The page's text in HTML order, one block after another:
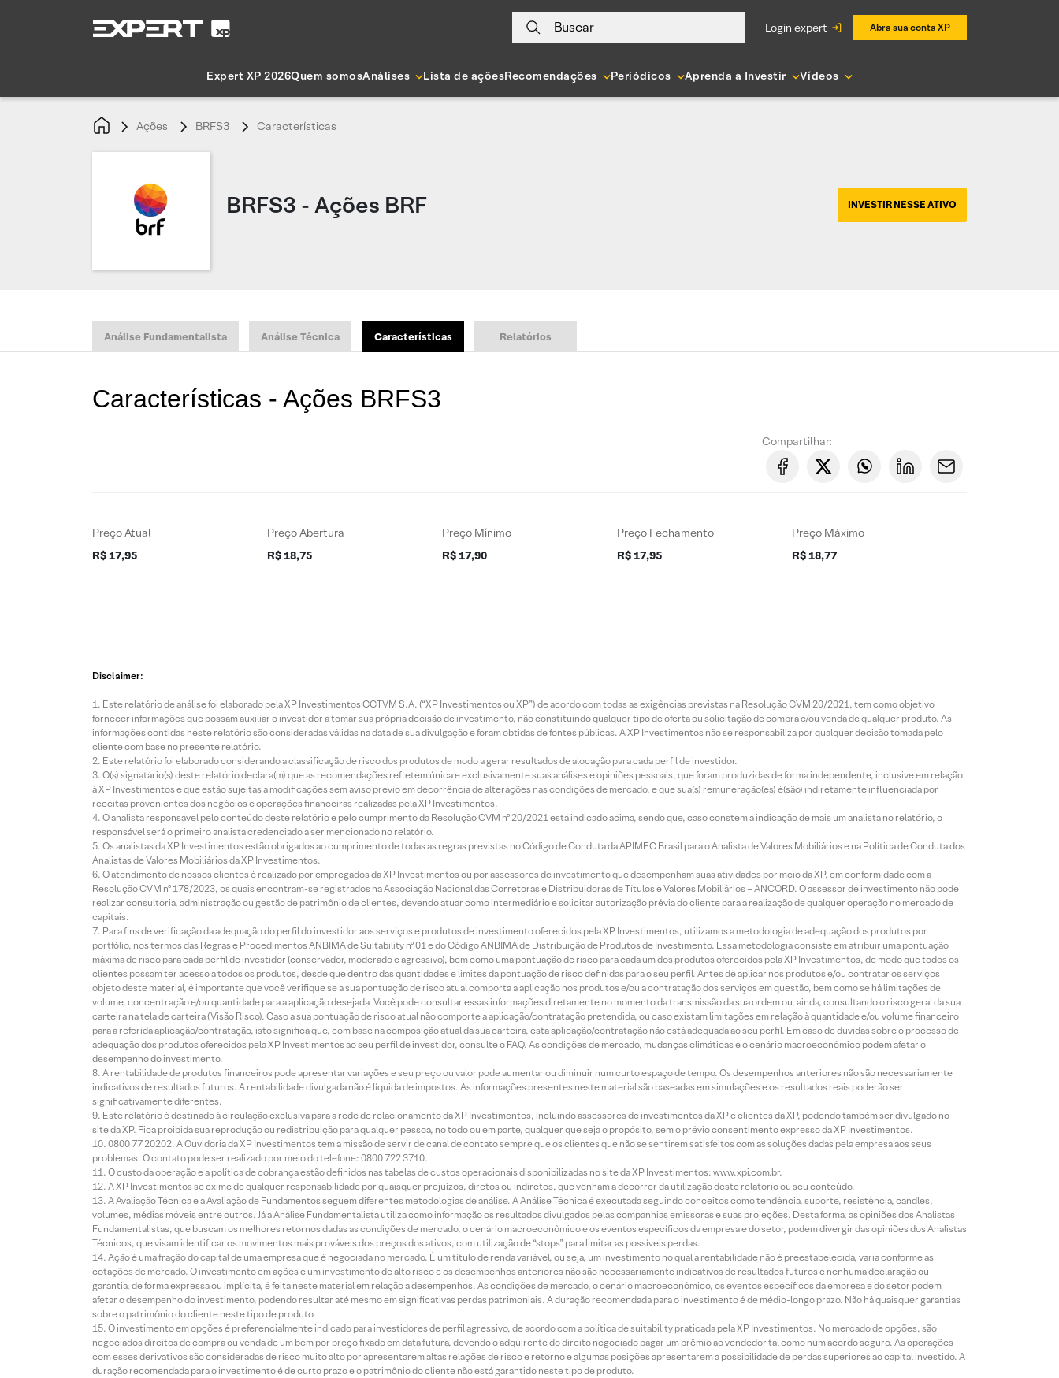
Buscar login expert Abra sua conta XP
Expert XP 2026Quem somosAnálises Lista de açõesRecomendações Periódicos Aprenda a Investir Vídeos
Ações BRFS3 Características
BRFS3 - Ações BRF INVESTIR NESSE ATIVO
Análise Fundamentalista Análise Técnica Características Relatórios
Características - Ações BRFS3
Compartilhar:
Preço Atual
R$ 17,95
Preço Abertura
R$ 18,75
Preço Mínimo
R$ 17,90
Preço Fechamento
R$ 17,95
Preço Máximo
R$ 18,77
Disclaimer:
Este relatório de análise foi elaborado pela XP Investimentos CCTVM S.A. (“XP Investimentos ou XP”) de acordo com todas as exigências previstas na Resolução CVM 20/2021, tem como objetivo
fornecer informações que possam auxiliar o investidor a tomar sua própria decisão de investimento, não constituindo qualquer tipo de oferta ou solicitação de compra e/ou venda de qualquer produto. As
informações contidas neste relatório são consideradas válidas na data de sua divulgação e foram obtidas de fontes públicas. A XP Investimentos não se responsabiliza por qualquer decisão tomada pelo
cliente com base no presente relatório.
Este relatório foi elaborado considerando a classificação de risco dos produtos de modo a gerar resultados de alocação para cada perfil de investidor.
O(s) signatário(s) deste relatório declara(m) que as recomendações refletem única e exclusivamente suas análises e opiniões pessoais, que foram produzidas de forma independente, inclusive em relação
à XP Investimentos e que estão sujeitas a modificações sem aviso prévio em decorrência de alterações nas condições de mercado, e que sua(s) remuneração(es) é(são) indiretamente influenciada por
receitas provenientes dos negócios e operações financeiras realizadas pela XP Investimentos.
O analista responsável pelo conteúdo deste relatório e pelo cumprimento da Resolução CVM nº 20/2021 está indicado acima, sendo que, caso constem a indicação de mais um analista no relatório, o
responsável será o primeiro analista credenciado a ser mencionado no relatório.
Os analistas da XP Investimentos estão obrigados ao cumprimento de todas as regras previstas no Código de Conduta da APIMEC Brasil para o Analista de Valores Mobiliários e na Política de Conduta dos
Analistas de Valores Mobiliários da XP Investimentos.
O atendimento de nossos clientes é realizado por empregados da XP Investimentos ou por assessores de investimento que desempenham suas atividades por meio da XP, em conformidade com a
Resolução CVM nº 178/2023, os quais encontram-se registrados na Associação Nacional das Corretoras e Distribuidoras de Títulos e Valores Mobiliários – ANCORD. O assessor de investimento não pode
realizar consultoria, administração ou gestão de patrimônio de clientes, devendo atuar como intermediário e solicitar autorização prévia do cliente para a realização de qualquer operação no mercado de
capitais.
Para fins de verificação da adequação do perfil do investidor aos serviços e produtos de investimento oferecidos pela XP Investimentos, utilizamos a metodologia de adequação dos produtos por
portfólio, nos termos das Regras e Procedimentos ANBIMA de Suitability nº 01 e do Código ANBIMA de Distribuição de Produtos de Investimento. Essa metodologia consiste em atribuir uma pontuação
máxima de risco para cada perfil de investidor (conservador, moderado e agressivo), bem como uma pontuação de risco para cada um dos produtos oferecidos pela XP Investimentos, de modo que todos os
clientes possam ter acesso a todos os produtos, desde que dentro das quantidades e limites da pontuação de risco definidas para o seu perfil. Antes de aplicar nos produtos e/ou contratar os serviços
objeto deste material, é importante que você verifique se a sua pontuação de risco atual comporta a aplicação nos produtos e/ou a contratação dos serviços em questão, bem como se há limitações de
volume, concentração e/ou quantidade para a aplicação desejada. Você pode consultar essas informações diretamente no momento da transmissão da sua ordem ou, ainda, consultando o risco geral da sua
carteira na tela de carteira (Visão Risco). Caso a sua pontuação de risco atual não comporte a aplicação/contratação pretendida, ou caso existam limitações em relação à quantidade e/ou volume financeiro
para a referida aplicação/contratação, isto significa que, com base na composição atual da sua carteira, esta aplicação/contratação não está adequada ao seu perfil. Em caso de dúvidas sobre o processo de
adequação dos produtos oferecidos pela XP Investimentos ao seu perfil de investidor, consulte o FAQ. As condições de mercado, mudanças climáticas e o cenário macroeconômico podem afetar o
desempenho do investimento.
A rentabilidade de produtos financeiros pode apresentar variações e seu preço ou valor pode aumentar ou diminuir num curto espaço de tempo. Os desempenhos anteriores não são necessariamente
indicativos de resultados futuros. A rentabilidade divulgada não é líquida de impostos. As informações presentes neste material são baseadas em simulações e os resultados reais poderão ser
significativamente diferentes.
Este relatório é destinado à circulação exclusiva para a rede de relacionamento da XP Investimentos, incluindo assessores de investimentos da XP e clientes da XP, podendo também ser divulgado no
site da XP. Fica proibida sua reprodução ou redistribuição para qualquer pessoa, no todo ou em parte, qualquer que seja o propósito, sem o prévio consentimento expresso da XP Investimentos.
0800 77 20202. A Ouvidoria da XP Investimentos tem a missão de servir de canal de contato sempre que os clientes que não se sentirem satisfeitos com as soluções dadas pela empresa aos seus
problemas. O contato pode ser realizado por meio do telefone: 0800 722 3710.
O custo da operação e a política de cobrança estão definidos nas tabelas de custos operacionais disponibilizadas no site da XP Investimentos: www.xpi.com.br.
A XP Investimentos se exime de qualquer responsabilidade por quaisquer prejuízos, diretos ou indiretos, que venham a decorrer da utilização deste relatório ou seu conteúdo.
A Avaliação Técnica e a Avaliação de Fundamentos seguem diferentes metodologias de análise. A Análise Técnica é executada seguindo conceitos como tendência, suporte, resistência, candles,
volumes, médias móveis entre outros. Já a Análise Fundamentalista utiliza como informação os resultados divulgados pelas companhias emissoras e suas projeções. Desta forma, as opiniões dos Analistas
Fundamentalistas, que buscam os melhores retornos dadas as condições de mercado, o cenário macroeconômico e os eventos específicos da empresa e do setor, podem divergir das opiniões dos Analistas
Técnicos, que visam identificar os movimentos mais prováveis dos preços dos ativos, com utilização de “stops” para limitar as possíveis perdas.
Ação é uma fração do capital de uma empresa que é negociada no mercado. É um título de renda variável, ou seja, um investimento no qual a rentabilidade não é preestabelecida, varia conforme as
cotações de mercado. O investimento em ações é um investimento de alto risco e os desempenhos anteriores não são necessariamente indicativos de resultados futuros e nenhuma declaração ou
garantia, de forma expressa ou implícita, é feita neste material em relação a desempenhos. As condições de mercado, o cenário macroeconômico, os eventos específicos da empresa e do setor podem
afetar o desempenho do investimento, podendo resultar até mesmo em significativas perdas patrimoniais. A duração recomendada para o investimento é de médio-longo prazo. Não há quaisquer garantias
sobre o patrimônio do cliente neste tipo de produto.
O investimento em opções é preferencialmente indicado para investidores de perfil agressivo, de acordo com a política de suitability praticada pela XP Investimentos. No mercado de opções, são
negociados direitos de compra ou venda de um bem por preço fixado em data futura, devendo o adquirente do direito negociado pagar um prêmio ao vendedor tal como num acordo seguro. As operações
com esses derivativos são consideradas de risco muito alto por apresentarem altas relações de risco e retorno e algumas posições apresentarem a possibilidade de perdas superiores ao capital investido. A
duração recomendada para o investimento é de curto prazo e o patrimônio do cliente não está garantido neste tipo de produto.